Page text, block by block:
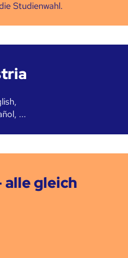
Studienwahl.
...
alle gleich